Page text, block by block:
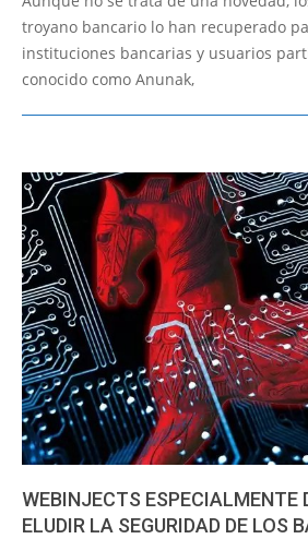
troyano bancario lo han recuperado
instituciones bancarias y usuarios
conocido como Anunak,
WEBINJECTS ESPECIALMENTE
ELUDIR LA SEGURIDAD DE LOS